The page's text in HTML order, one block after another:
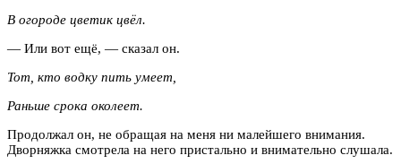
В огороде цветик цвёл.
— Или вот ещё, — сказал он.
Тот, кто водку пить умеет,
Раньше срока околеет.
Продолжал он, не обращая на меня ни малейшего внимания.
Дворняжка смотрела на него пристально и внимательно слушала.